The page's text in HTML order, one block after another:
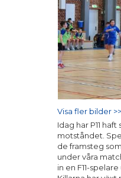
Visa fler bilder >>
Idag har P11
motståndet.
de framsteg
under våra
in en F11-